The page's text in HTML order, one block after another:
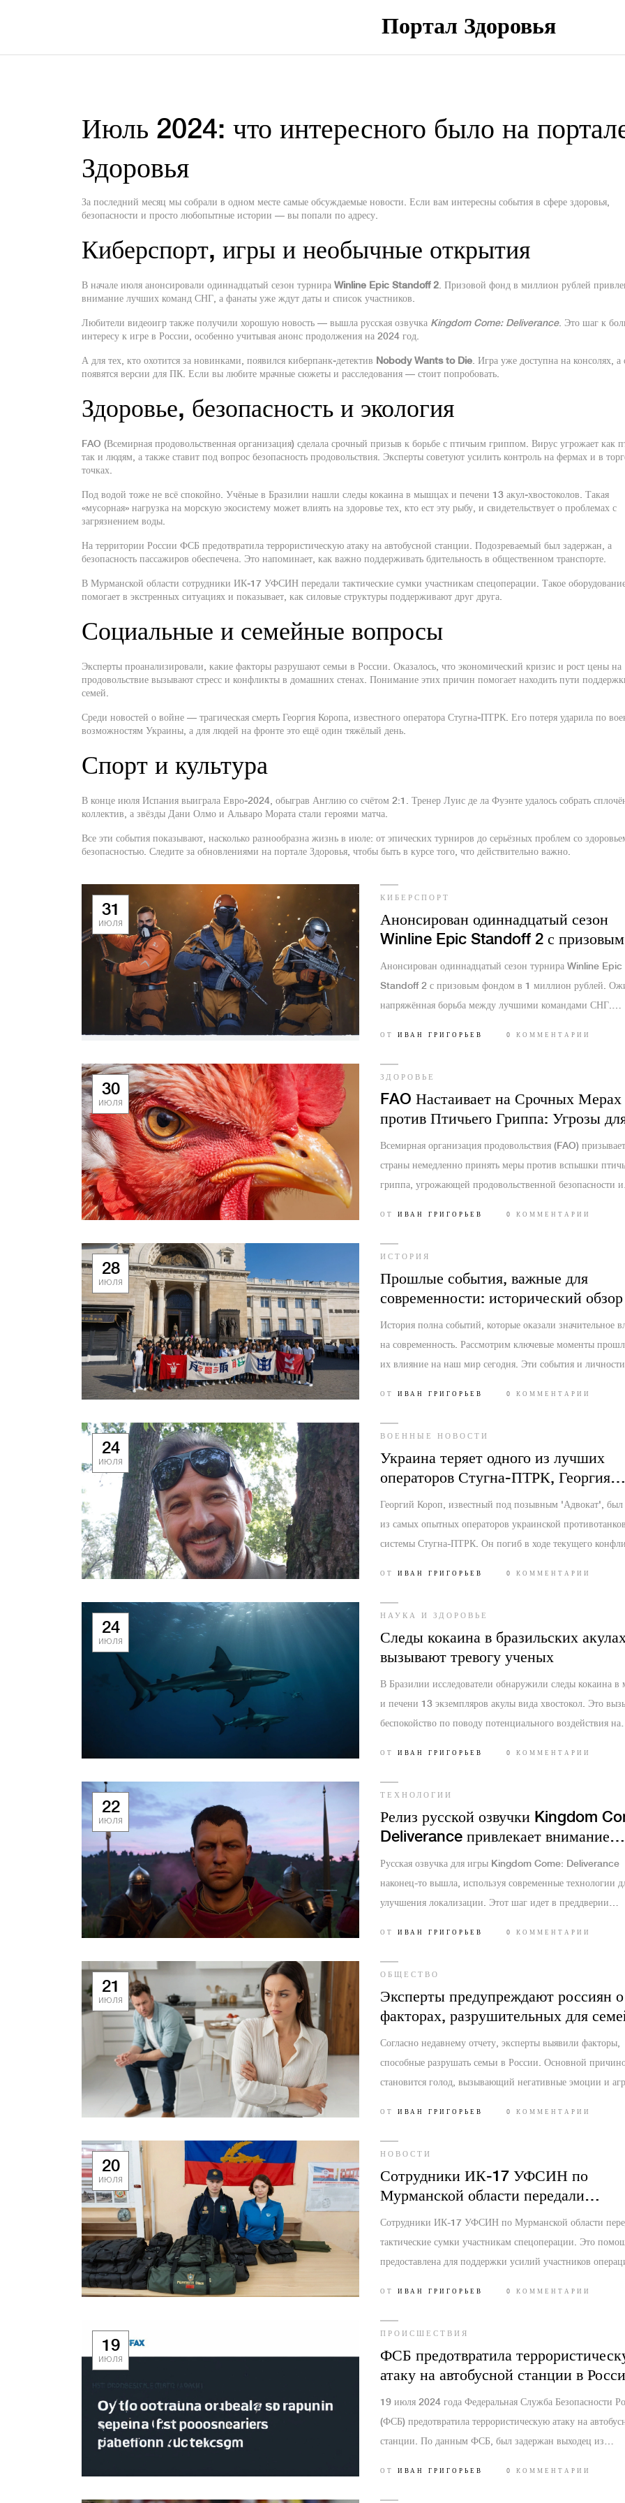
Портал Здоровья
Июль 2024: что интересного было на
Здоровья
За последний месяц мы собрали в одном месте самые обсуждаемые новости. Если вам интересны события в сфере здоровья,
безопасности и просто любопытные истории — вы попали по адресу.
Киберспорт, игры и необычные открытия
В начале июля анонсировали одиннадцатый сезон турнира Winline Epic Standoff 2. Призовой фонд в миллион рублей
внимание лучших команд СНГ, а фанаты уже ждут даты и список участников.
Любители видеоигр также получили хорошую новость — вышла русская озвучка Kingdom Come: Deliverance. Это шаг к
интересу к игре в России, особенно учитывая анонс продолжения на 2024 год.
А для тех, кто охотится за новинками, появился киберпанк‑детектив Nobody Wants to Die. Игра уже доступна на консолях, а
появятся версии для ПК. Если вы любите мрачные сюжеты и расследования — стоит попробовать.
Здоровье, безопасность и экология
FAO (Всемирная продовольственная организация) сделала срочный призыв к борьбе с птичьим гриппом. Вирус угрожает как
так и людям, а также ставит под вопрос безопасность продовольствия. Эксперты советуют усилить контроль на фермах и в
точках.
Под водой тоже не всё спокойно. Учёные в Бразилии нашли следы кокаина в мышцах и печени 13 акул‑хвостоколов. Такая
«мусорная» нагрузка на морскую экосистему может влиять на здоровье тех, кто ест эту рыбу, и свидетельствует о проблемах с
загрязнением воды.
На территории России ФСБ предотвратила террористическую атаку на автобусной станции. Подозреваемый был задержан, а
безопасность пассажиров обеспечена. Это напоминает, как важно поддерживать бдительность в общественном транспорте.
В Мурманской области сотрудники ИК‑17 УФСИН передали тактические сумки участникам спецоперации. Такое
помогает в экстренных ситуациях и показывает, как силовые структуры поддерживают друг друга.
Социальные и семейные вопросы
Эксперты проанализировали, какие факторы разрушают семьи в России. Оказалось, что экономический кризис и рост цены на
продовольствие вызывают стресс и конфликты в домашних стенах. Понимание этих причин помогает находить пути
семей.
Среди новостей о войне — трагическая смерть Георгия Коропа, известного оператора Стугна‑ПТРК. Его потеря ударила по
возможностям Украины, а для людей на фронте это ещё один тяжёлый день.
Спорт и культура
В конце июля Испания выиграла Евро‑2024, обыграв Англию со счётом 2:1. Тренер Луис де ла Фуэнте удалось собрать
коллектив, а звёзды Дани Олмо и Альваро Мората стали героями матча.
Все эти события показывают, насколько разнообразна жизнь в июле: от эпических турниров до серьёзных проблем со
безопасностью. Следите за обновлениями на портале Здоровья, чтобы быть в курсе того, что действительно важно.
31
ИЮЛЯ
КИБЕРСПОРТ
Анонсирован одиннадцатый сезон
Winline Epic Standoff 2 с призовым
фондом в 1 миллион рублей
Анонсирован одиннадцатый сезон турнира Winline Epic
Standoff 2 с призовым фондом в 1 миллион рублей.
напряжённая борьба между лучшими командами СНГ.
ОТ ИВАН ГРИГОРЬЕВ 0 КОММЕНТАРИИ
30
ИЮЛЯ
ЗДОРОВЬЕ
FAO Настаивает на Срочных Мерах
против Птичьего Гриппа: Угрозы
Продуктовой Безопасности и
Всемирная организация продовольствия (FAO) призывает
страны немедленно принять меры против вспышки
гриппа, угрожающей продовольственной безопасности и
ветеринаров.
ОТ ИВАН ГРИГОРЬЕВ 0 КОММЕНТАРИИ
28
ИЮЛЯ
ИСТОРИЯ
Прошлые события, важные для
современности: исторический обзор
История полна событий, которые оказали значительное
на современность. Рассмотрим ключевые моменты
их влияние на наш мир сегодня. Эти события и личности
ОТ ИВАН ГРИГОРЬЕВ 0 КОММЕНТАРИИ
24
ИЮЛЯ
ВОЕННЫЕ НОВОСТИ
Украина теряет одного из лучших
операторов Стугна-ПТРК, Георгия
Коропа
Георгий Короп, известный под позывным 'Адвокат',
из самых опытных операторов украинской
системы Стугна-ПТРК. Он погиб в ходе текущего
ОТ ИВАН ГРИГОРЬЕВ 0 КОММЕНТАРИИ
24
ИЮЛЯ
НАУКА И ЗДОРОВЬЕ
Следы кокаина в бразильских
вызывают тревогу ученых
В Бразилии исследователи обнаружили следы кокаина
и печени 13 экземпляров акулы вида хвостокол. Это
беспокойство по поводу потенциального воздействия на
морскую экосистему через сточные воды или другие
ОТ ИВАН ГРИГОРЬЕВ 0 КОММЕНТАРИИ
22
ИЮЛЯ
ТЕХНОЛОГИИ
Релиз русской озвучки Kingdom
Deliverance привлекает внимание
геймеров
Русская озвучка для игры Kingdom Come: Deliverance
наконец-то вышла, используя современные технологии
улучшения локализации. Этот шаг идет в преддверии
ОТ ИВАН ГРИГОРЬЕВ 0 КОММЕНТАРИИ
21
ИЮЛЯ
ОБЩЕСТВО
Эксперты предупреждают россиян о
факторах, разрушительных для
Согласно недавнему отчету, эксперты выявили факторы,
способные разрушать семьи в России. Основной
становится голод, вызывающий негативные эмоции и
семейном кругу.
ОТ ИВАН ГРИГОРЬЕВ 0 КОММЕНТАРИИ
20
ИЮЛЯ
НОВОСТИ
Сотрудники ИК-17 УФСИН по
Мурманской области передали
тактические сумки участникам
Сотрудники ИК-17 УФСИН по Мурманской области
тактические сумки участникам спецоперации. Это
предоставлена для поддержки усилий участников
операций и обеспечении необходимых ресурсов.
ОТ ИВАН ГРИГОРЬЕВ 0 КОММЕНТАРИИ
19
ИЮЛЯ
ПРОИСШЕСТВИЯ
ФСБ предотвратила
атаку на автобусной станции в
19 июля 2024 года Федеральная Служба Безопасности
(ФСБ) предотвратила террористическую атаку на
станции. По данным ФСБ, был задержан выходец из
ОТ ИВАН ГРИГОРЬЕВ 0 КОММЕНТАРИИ